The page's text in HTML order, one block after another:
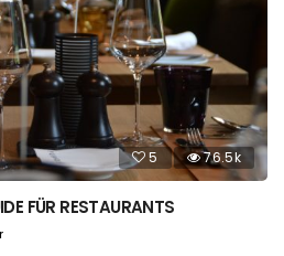
5 76.5k
FÜR RESTAURANTS